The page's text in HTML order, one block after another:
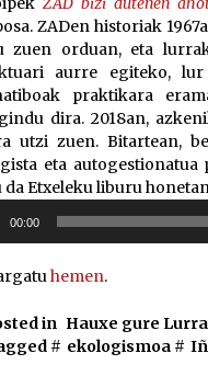
ZADen historiak
zuen orduan, eta
aurre egiteko,
praktikara
dira. 2018an,
utzi zuen. Bitartean,
eta
da Etxeleku liburu
00:00
hemen.
in Hauxe gure Lurra
# ekologismoa #